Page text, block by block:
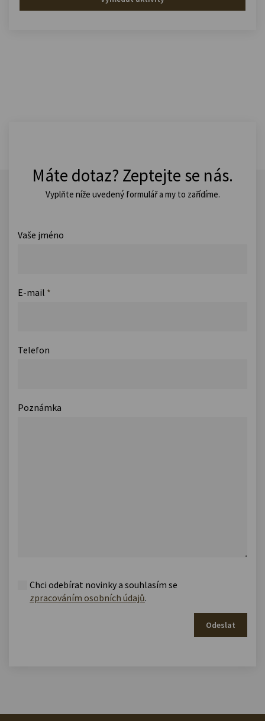
Máte dotaz? Zeptejte se nás.
Vyplňte níže uvedený formulář a my to zařídíme.
Vaše jméno
E-mail *
Telefon
Poznámka
Chci odebírat novinky a souhlasím se
zpracováním osobních údajů.
Odeslat